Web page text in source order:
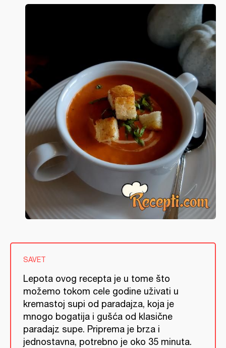
SAVET
Lepota ovog recepta je u tome što
možemo tokom cele godine uživati u
kremastoj supi od paradajza, koja je
mnogo bogatija i gušća od klasične
paradajz supe. Priprema je brza i
jednostavna, potrebno je oko 35 minuta.